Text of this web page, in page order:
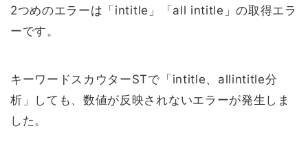
2つめのエラーは「intitle」「all intitle」の取得エラ
ーです。
キーワードスカウターSTで「intitle、allintitle分
析」しても、数値が反映されないエラーが発生しま
した。